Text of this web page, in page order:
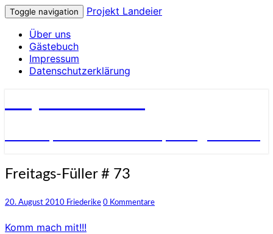
Toggle navigation
Projekt Landeier
Über uns
Gästebuch
Impressum
Datenschutzerklärung
Freitags-
#
73
Freitags-Füller # 73
20. August 2010 Friederike Kommentare
0 Kommentare
Komm mach mit!!!